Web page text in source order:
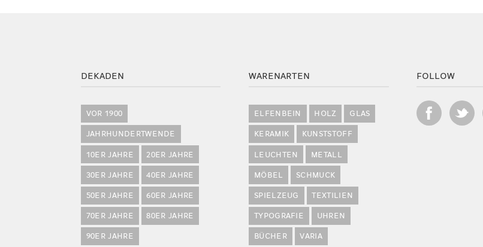
DEKADEN
VOR 1900
JAHRHUNDERTWENDE
10ER JAHRE 20ER JAHRE
30ER JAHRE 40ER JAHRE
50ER JAHRE 60ER JAHRE
70ER JAHRE 80ER JAHRE
90ER JAHRE
WARENARTEN
ELFENBEIN HOLZ GLAS
KERAMIK KUNSTSTOFF
LEUCHTEN METALL
MÖBEL SCHMUCK
SPIELZEUG TEXTILIEN
TYPOGRAFIE UHREN
BÜCHER VARIA
FOLLOW